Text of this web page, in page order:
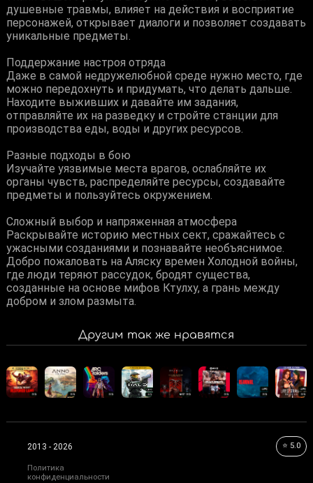
душевные травмы, влияет на действия и восприятие
персонажей, открывает диалоги и позволяет создавать
уникальные предметы.
Поддержание настроя отряда
Даже в самой недружелюбной среде нужно место, где
можно передохнуть и придумать, что делать дальше.
Находите выживших и давайте им задания,
отправляйте их на разведку и стройте станции для
производства еды, воды и других ресурсов.
Разные подходы в бою
Изучайте уязвимые места врагов, ослабляйте их
органы чувств, распределяйте ресурсы, создавайте
предметы и пользуйтесь окружением.
Сложный выбор и напряженная атмосфера
Раскрывайте историю местных сект, сражайтесь с
ужасными созданиями и познавайте необъяснимое.
Добро пожаловать на Аляску времен Холодной войны,
где люди теряют рассудок, бродят существа,
созданные на основе мифов Ктулху, а грань между
добром и злом размыта.
Другим так же нравятся
2013 - 2026 ⭐ 5.0
Политика
конфиденциальности